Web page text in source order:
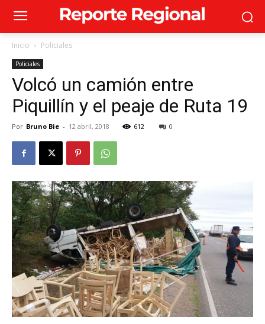
Inicio Policiales
Policiales
Volcó un camión entre
Piquillín y el peaje de Ruta 19
Por Bruno Bie - 12 abril, 2018 612 0